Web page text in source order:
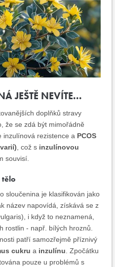
JEŠTĚ NEVÍTE...
doplňků stravy
že se zdá být mimořádně
inzulínová rezistence a PCOS
, což s inzulínovou
souvisí.
tělo
sloučenina je klasifikován jako
název napovídá, získává se z
i když to neznamená,
rostlin - např. bílých hroznů.
patří samozřejmě příznivý
cukru a inzulínu . Zpočátku
pouze u problémů s